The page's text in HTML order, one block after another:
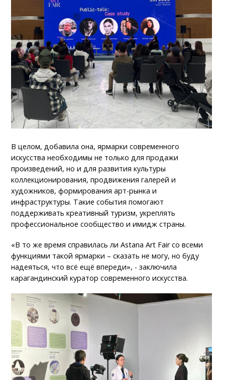
В целом, добавила она, ярмарки современного
искусства необходимы не только для продажи
произведений, но и для развития культуры
коллекционирования, продвижения галерей и
художников, формирования арт-рынка и
инфраструктуры. Такие события помогают
поддерживать креативный туризм, укреплять
профессиональное сообщество и имидж страны.
«В то же время справилась ли Astana Art Fair со всеми
функциями такой ярмарки – сказать не могу, но буду
надеяться, что всё ещё впереди», - заключила
карагандинский куратор современного искусства.